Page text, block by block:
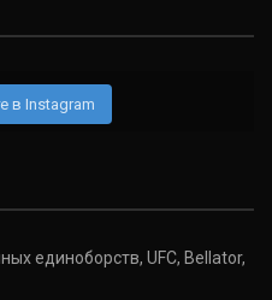
в Instagram
единоборств, UFC, Bellator,